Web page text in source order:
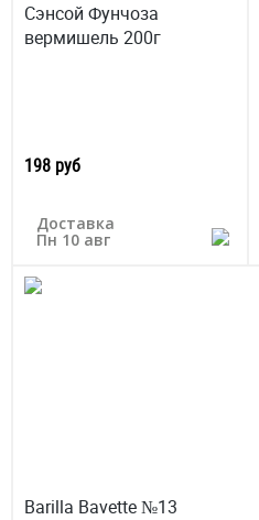
Сэнсой Фунчоза
вермишель 200г
198 руб
Доставка
Пн 10 авг
Barilla Bavette №13